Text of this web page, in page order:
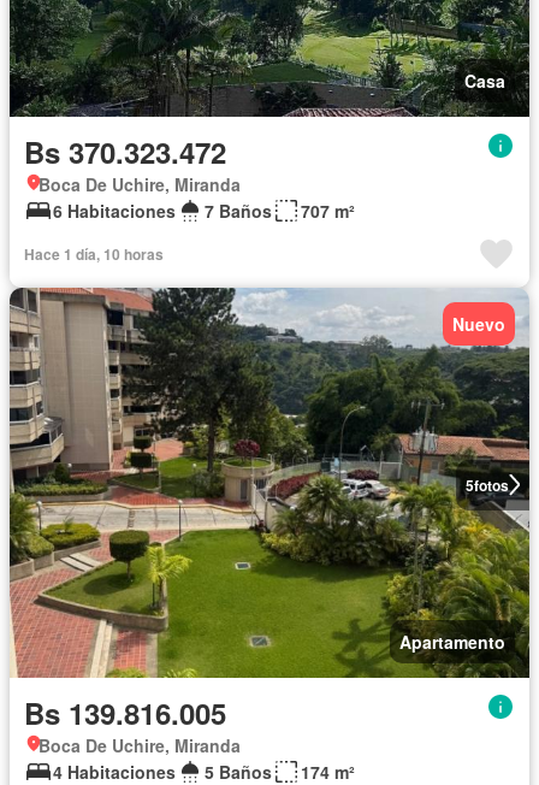
Casa
Bs 370.323.472
Boca De Uchire, Miranda
6 Habitaciones
7 Baños 707 m²
Hace 1 día, 10 horas
5fotos
Nuevo
Apartamento
Bs 139.816.005
Boca De Uchire, Miranda
4 Habitaciones
5 Baños 174 m²